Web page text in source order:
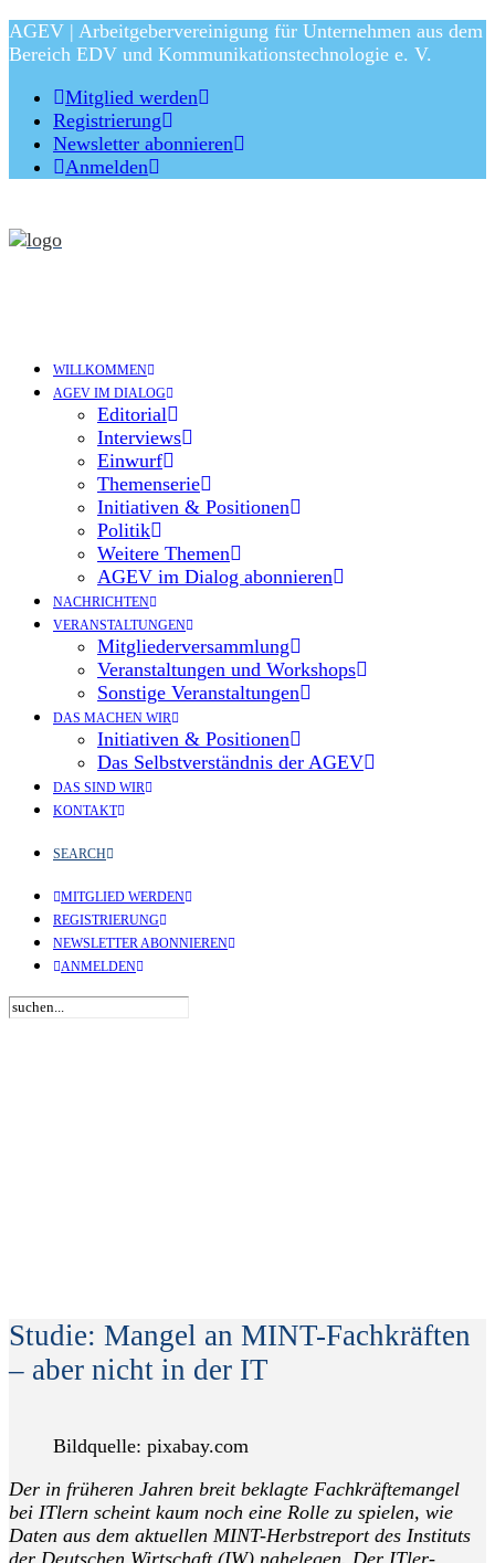
AGEV | Arbeitgebervereinigung für Unternehmen aus dem
Bereich EDV und Kommunikationstechnologie e. V.
Mitglied werden
Registrierung
Newsletter abonnieren
Anmelden
WILLKOMMEN
AGEV IM DIALOG
Editorial
Interviews
Einwurf
Themenserie
Initiativen & Positionen
Politik
Weitere Themen
AGEV im Dialog abonnieren
NACHRICHTEN
VERANSTALTUNGEN
Mitgliederversammlung
Veranstaltungen und Workshops
Sonstige Veranstaltungen
DAS MACHEN WIR
Initiativen & Positionen
Das Selbstverständnis der AGEV
DAS SIND WIR
KONTAKT
SEARCH
MITGLIED WERDEN
REGISTRIERUNG
NEWSLETTER ABONNIEREN
ANMELDEN
Studie: Mangel an MINT-Fachkräften
– aber nicht in der IT
Bildquelle: pixabay.com
Der in früheren Jahren breit beklagte Fachkräftemangel
bei ITlern scheint kaum noch eine Rolle zu spielen, wie
Daten aus dem aktuellen MINT-Herbstreport des Instituts